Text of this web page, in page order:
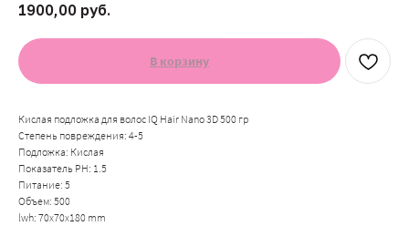
1900,00 руб.
В корзину
Кислая подложка для волос IQ Hair Nano 3D 500 гр
Степень повреждения: 4-5
Подложка: Кислая
Показатель PH: 1.5
Питание: 5
Объем: 500
lwh: 70x70x180 mm